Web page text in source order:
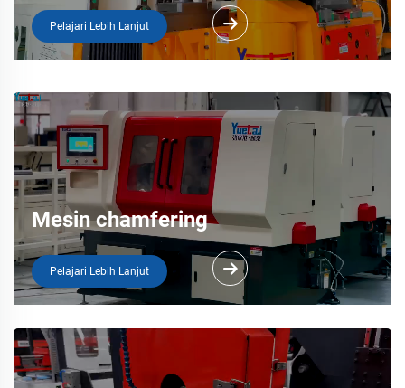
Pelajari Lebih Lanjut
Mesin chamfering
Pelajari Lebih Lanjut